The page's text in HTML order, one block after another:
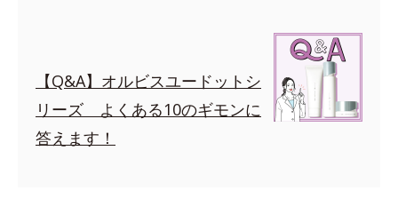
【Q&A】オルビスユードットシ
リーズ よくある10のギモンに
答えます！